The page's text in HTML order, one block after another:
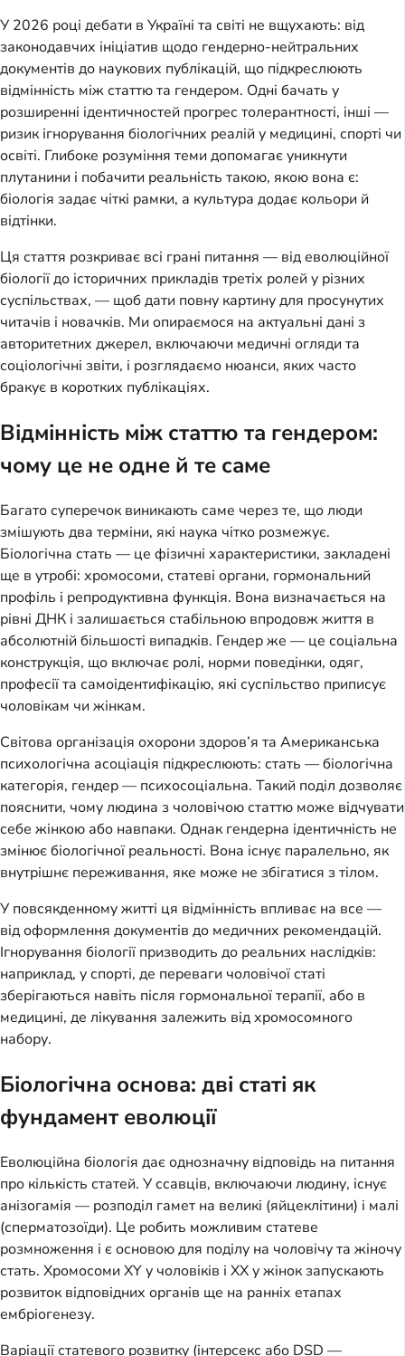
У 2026 році дебати в Україні та світі не вщухають: від
законодавчих ініціатив щодо гендерно-нейтральних
документів до наукових публікацій, що підкреслюють
відмінність між статтю та гендером. Одні бачать у
розширенні ідентичностей прогрес толерантності, інші —
ризик ігнорування біологічних реалій у медицині, спорті чи
освіті. Глибоке розуміння теми допомагає уникнути
плутанини і побачити реальність такою, якою вона є:
біологія задає чіткі рамки, а культура додає кольори й
відтінки.
Ця стаття розкриває всі грані питання — від еволюційної
біології до історичних прикладів третіх ролей у різних
суспільствах, — щоб дати повну картину для просунутих
читачів і новачків. Ми опираємося на актуальні дані з
авторитетних джерел, включаючи медичні огляди та
соціологічні звіти, і розглядаємо нюанси, яких часто
бракує в коротких публікаціях.
Відмінність між статтю та гендером:
чому це не одне й те саме
Багато суперечок виникають саме через те, що люди
змішують два терміни, які наука чітко розмежує.
Біологічна стать — це фізичні характеристики, закладені
ще в утробі: хромосоми, статеві органи, гормональний
профіль і репродуктивна функція. Вона визначається на
рівні ДНК і залишається стабільною впродовж життя в
абсолютній більшості випадків. Гендер же — це соціальна
конструкція, що включає ролі, норми поведінки, одяг,
професії та самоідентифікацію, які суспільство приписує
чоловікам чи жінкам.
Світова організація охорони здоров’я та Американська
психологічна асоціація підкреслюють: стать — біологічна
категорія, гендер — психосоціальна. Такий поділ дозволяє
пояснити, чому людина з чоловічою статтю може відчувати
себе жінкою або навпаки. Однак гендерна ідентичність не
змінює біологічної реальності. Вона існує паралельно, як
внутрішнє переживання, яке може не збігатися з тілом.
У повсякденному житті ця відмінність впливає на все —
від оформлення документів до медичних рекомендацій.
Ігнорування біології призводить до реальних наслідків:
наприклад, у спорті, де переваги чоловічої статі
зберігаються навіть після гормональної терапії, або в
медицині, де лікування залежить від хромосомного
набору.
Біологічна основа: дві статі як
фундамент еволюції
Еволюційна біологія дає однозначну відповідь на питання
про кількість статей. У ссавців, включаючи людину, існує
анізогамія — розподіл гамет на великі (яйцеклітини) і малі
(сперматозоїди). Це робить можливим статеве
розмноження і є основою для поділу на чоловічу та жіночу
стать. Хромосоми XY у чоловіків і XX у жінок запускають
розвиток відповідних органів ще на ранніх етапах
ембріогенезу.
Варіації статевого розвитку (інтерсекс або DSD —